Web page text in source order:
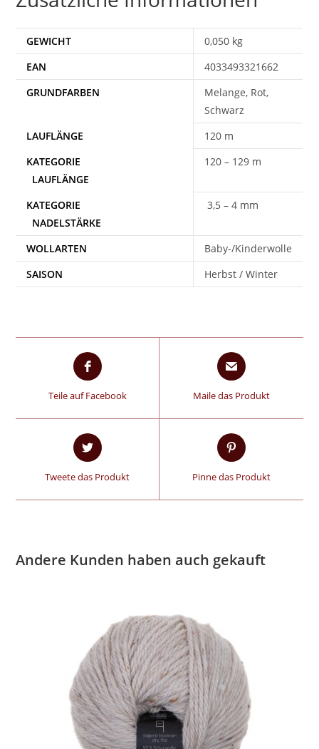
GEWICHT
0,050 kg
EAN
4033493321662
Melange, Rot,
Schwarz
120 m
120 – 129 m
3,5 – 4 mm
WOLLARTEN
Baby-/Kinderwolle
SAISON
Herbst / Winter
Teile auf Facebook Maile das Produkt
Tweete das Produkt Pinne das Produkt
Andere Kunden haben auch gekauft